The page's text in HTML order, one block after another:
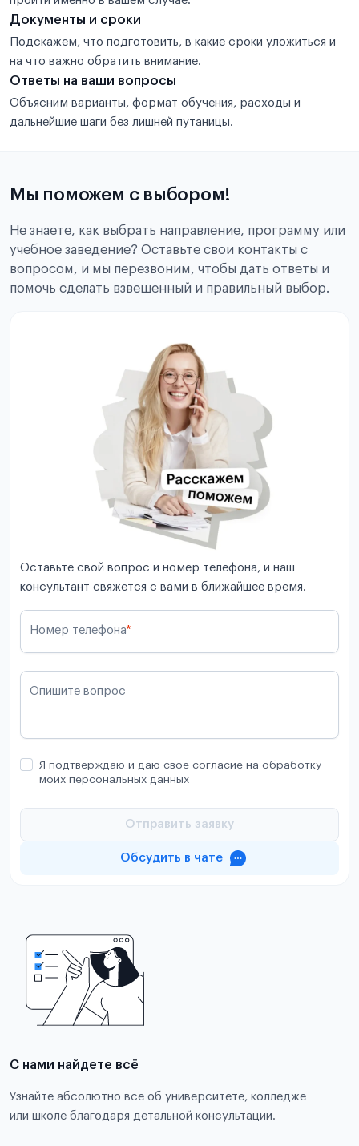
Документы и сроки
Подскажем, что подготовить, в какие сроки уложиться и
на что важно обратить внимание.
Ответы на ваши вопросы
Объясним варианты, формат обучения, расходы и
дальнейшие шаги без лишней путаницы.
Мы поможем с выбором!
Не знаете, как выбрать направление, программу или
учебное заведение? Оставьте свои контакты с
вопросом, и мы перезвоним, чтобы дать ответы и
помочь сделать взвешенный и правильный выбор.
Оставьте свой вопрос и номер телефона, и наш
консультант свяжется с вами в ближайшее время.
Номер телефона*
Опишите вопрос
Я подтверждаю и даю свое согласие на обработку
моих персональных данных
Отправить заявку
Обсудить в чате
С нами найдете всё
Узнайте абсолютно все об университете, колледже
или школе благодаря детальной консультации.